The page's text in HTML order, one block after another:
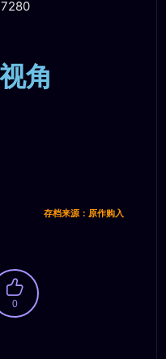
角
存档来源：原作购入
0